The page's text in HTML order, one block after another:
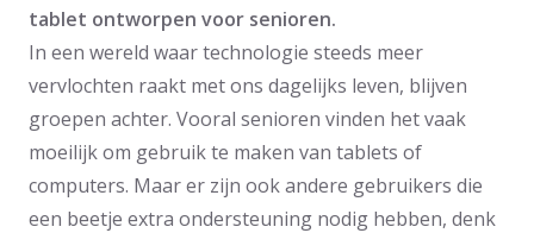
tablet ontworpen voor senioren.
In een wereld waar technologie steeds meer
vervlochten raakt met ons dagelijks leven, blijven
groepen achter. Vooral senioren vinden het vaak
moeilijk om gebruik te maken van tablets of
computers. Maar er zijn ook andere gebruikers die
een beetje extra ondersteuning nodig hebben, denk